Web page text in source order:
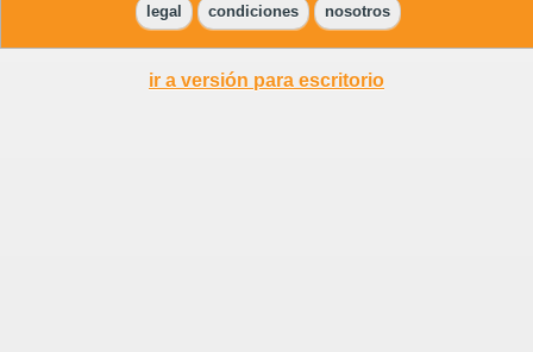
legal condiciones nosotros
ir a versión para escritorio